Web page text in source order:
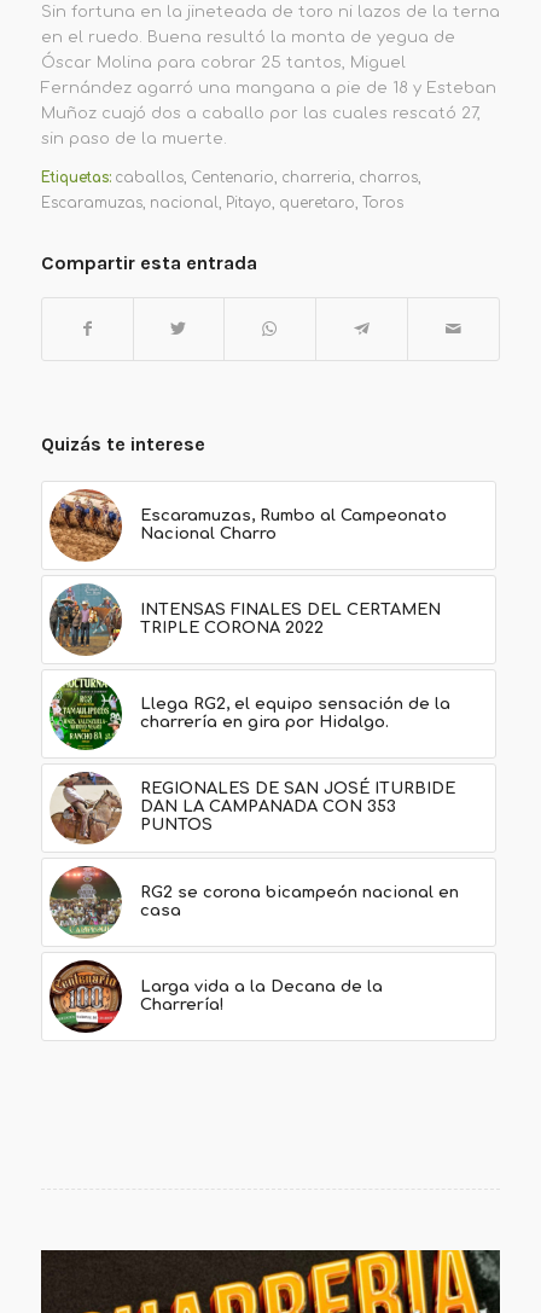
Sin fortuna en la jineteada de toro ni lazos de la terna
en el ruedo. Buena resultó la monta de yegua de
Óscar Molina para cobrar 25 tantos, Miguel
Fernández agarró una mangana a pie de 18 y Esteban
Muñoz cuajó dos a caballo por las cuales rescató 27,
sin paso de la muerte.
Etiquetas: caballos, Centenario, charreria, charros,
Escaramuzas, nacional, Pitayo, queretaro, Toros
Compartir esta entrada
Quizás te interese
Escaramuzas, Rumbo al Campeonato
Nacional Charro
INTENSAS FINALES DEL CERTAMEN
TRIPLE CORONA 2022
Llega RG2, el equipo sensación de la
charrería en gira por Hidalgo.
REGIONALES DE SAN JOSÉ ITURBIDE
DAN LA CAMPANADA CON 353
PUNTOS
RG2 se corona bicampeón nacional en
casa
Larga vida a la Decana de la
Charrería!